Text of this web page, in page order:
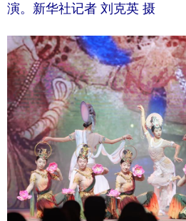
演。新华社记者 刘克英 摄